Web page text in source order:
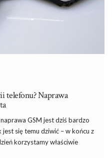
telefonu? Naprawa
GSM jest dziś bardzo
się temu dziwić – w końcu z
korzystamy właściwie